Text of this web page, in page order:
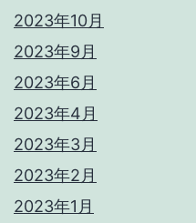
2023年10月
2023年9月
2023年6月
2023年4月
2023年3月
2023年2月
2023年1月